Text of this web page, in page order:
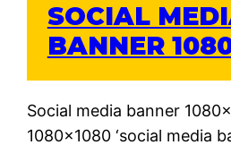
SOCIAL
BANNER
Social media banner
1080×1080 ‘social media